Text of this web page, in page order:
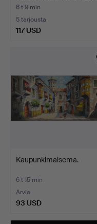
6 t 9 min
5 tarjousta
117 USD
Kaupunkimaisema.
6 t 15 min
Arvio
93 USD